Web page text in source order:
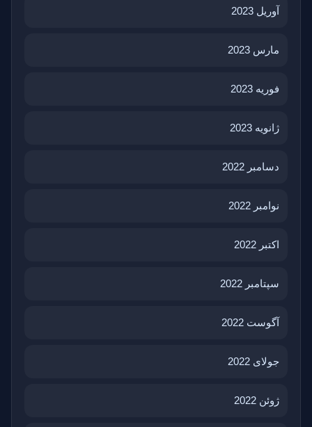
آوریل 2023
مارس 2023
فوریه 2023
ژانویه 2023
دسامبر 2022
نوامبر 2022
اکتبر 2022
سپتامبر 2022
آگوست 2022
جولای 2022
ژوئن 2022